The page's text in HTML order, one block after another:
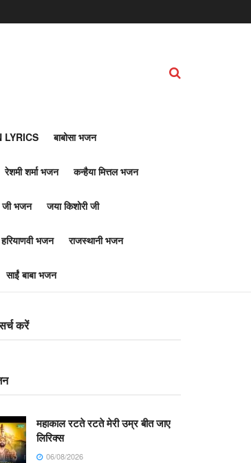
LYRICS बाबोसा भजन
रेशमी शर्मा भजन कन्हैया मित्तल भजन
जी भजन जया किशोरी जी
हरियाणवी भजन राजस्थानी भजन
साईं बाबा भजन
करें
महाकाल रटते रटते मेरी उम्र बीत जाए
लिरिक्स
06/08/2026